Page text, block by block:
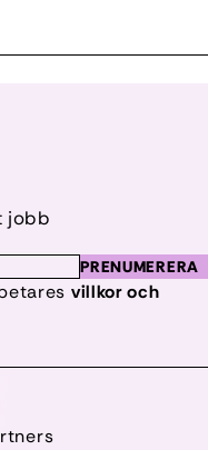
jobb
PRENUMERERA
villkor och